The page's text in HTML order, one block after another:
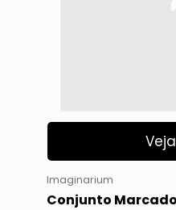
Imaginarium
Conjunto